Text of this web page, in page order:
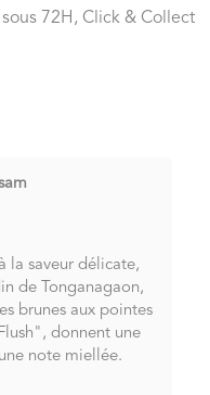
72H, Click & Collect
la saveur délicate,
de Tonganagaon,
brunes aux pointes
donnent une
note miellée.